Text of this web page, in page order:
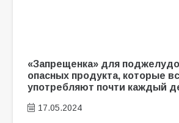
«Запрещенка» для
опасных продукта, которые
употребляют почти каждый
17.05.2024